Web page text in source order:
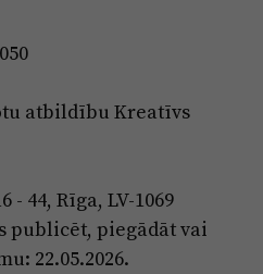
Izklaide
atbildību Kreatīvs
- 44, Rīga, LV-1069
publicēt, piegādāt vai
22.05.2026.